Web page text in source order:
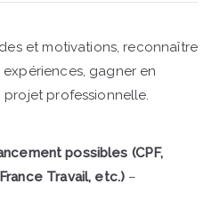
et motivations, reconnaître
gagner en
professionnelle.
possibles (CPF,
Travail, etc.) –